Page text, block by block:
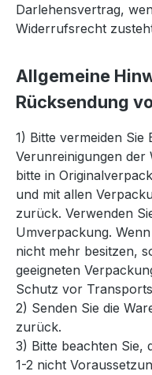
Darlehensvertrag,
Widerrufsrecht
Allgemeine
Rücksendung
1) Bitte vermeiden Sie
Verunreinigungen der
bitte in
und mit allen
zurück. Verwenden
Umverpackung.
nicht mehr besitzen,
geeigneten
Schutz vor
2) Senden Sie die
zurück.
3) Bitte beachten Sie,
1-2 nicht